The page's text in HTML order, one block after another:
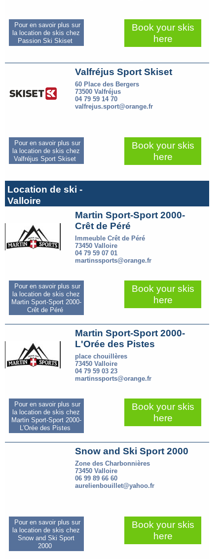
Pour en savoir plus sur
la location de skis chez
Passion Ski Skiset
Book your skis
here
Valfréjus Sport Skiset
60 Place des Bergers
73500 Valfréjus
04 79 59 14 70
valfrejus.sport@orange.fr
Pour en savoir plus sur
la location de skis chez
Valfréjus Sport Skiset
Book your skis
here
Location de ski -
Valloire
Martin Sport-Sport 2000-
Crêt de Péré
Immeuble Crêt de Péré
73450 Valloire
04 79 59 07 01
martinssports@orange.fr
Pour en savoir plus sur
la location de skis chez
Martin Sport-Sport 2000-
Crêt de Péré
Book your skis
here
Martin Sport-Sport 2000-
L'Orée des Pistes
place chouillères
73450 Valloire
04 79 59 03 23
martinssports@orange.fr
Pour en savoir plus sur
la location de skis chez
Martin Sport-Sport 2000-
L'Orée des Pistes
Book your skis
here
Snow and Ski Sport 2000
Zone des Charbonnières
73450 Valloire
06 99 89 66 60
aurelienbouillet@yahoo.fr
Pour en savoir plus sur
la location de skis chez
Snow and Ski Sport
2000
Book your skis
here